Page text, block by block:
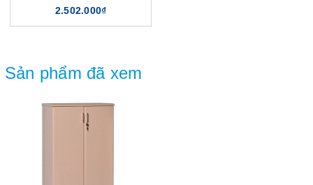
2.502.000₫
Sản phẩm đã xem